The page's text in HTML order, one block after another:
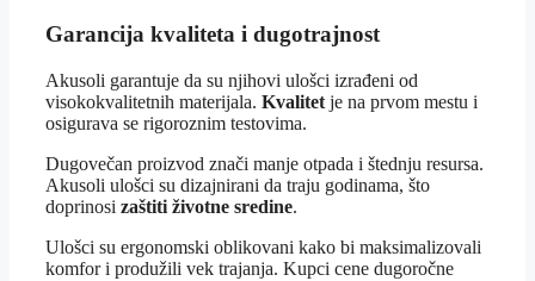
Garancija kvaliteta i dugotrajnost
Akusoli garantuje da su njihovi ulošci izrađeni od
visokokvalitetnih materijala. Kvalitet je na prvom mestu i
osigurava se rigoroznim testovima.
Dugovečan proizvod znači manje otpada i štednju resursa.
Akusoli ulošci su dizajnirani da traju godinama, što
doprinosi zaštiti životne sredine.
Ulošci su ergonomski oblikovani kako bi maksimalizovali
komfor i produžili vek trajanja. Kupci cene dugoročne